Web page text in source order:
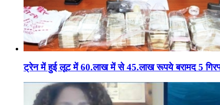
ट्रेन में हुई लूट में 60.लाख में से 45.लाख रूपये बरामद 5